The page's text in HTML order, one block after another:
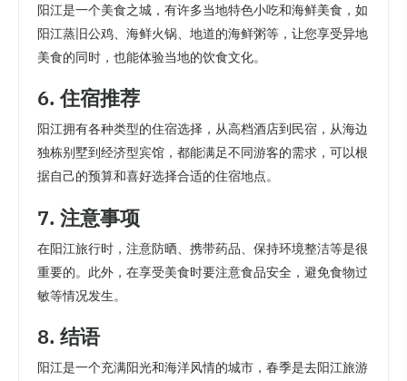
阳江是一个美食之城，有许多当地特色小吃和海鲜美食，如
阳江蒸旧公鸡、海鲜火锅、地道的海鲜粥等，让您享受异地
美食的同时，也能体验当地的饮食文化。
6. 住宿推荐
阳江拥有各种类型的住宿选择，从高档酒店到民宿，从海边
独栋别墅到经济型宾馆，都能满足不同游客的需求，可以根
据自己的预算和喜好选择合适的住宿地点。
7. 注意事项
在阳江旅行时，注意防晒、携带药品、保持环境整洁等是很
重要的。此外，在享受美食时要注意食品安全，避免食物过
敏等情况发生。
8. 结语
阳江是一个充满阳光和海洋风情的城市，春季是去阳江旅游